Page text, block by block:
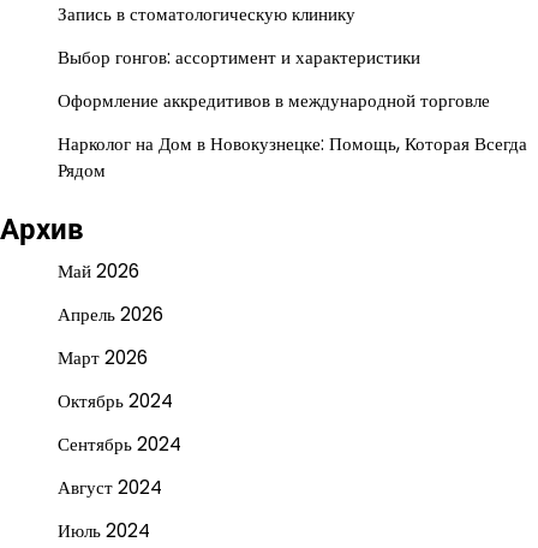
Запись в стоматологическую клинику
Выбор гонгов: ассортимент и характеристики
Оформление аккредитивов в международной торговле
Нарколог на Дом в Новокузнецке: Помощь, Которая Всегда
Рядом
Архив
Май 2026
Апрель 2026
Март 2026
Октябрь 2024
Сентябрь 2024
Август 2024
Июль 2024